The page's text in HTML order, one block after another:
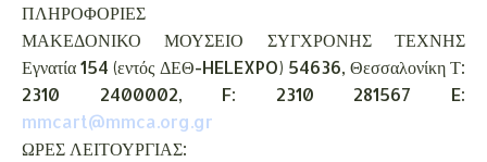
ΠΛΗΡΟΦΟΡΙΕΣ
ΜΑΚΕΔΟΝΙΚΟ ΜΟΥΣΕΙΟ ΣΥΓΧΡΟΝΗΣ ΤΕΧΝΗΣ
Εγνατία 154 (εντός ΔΕΘ-HELEXPO) 54636, Θεσσαλονίκη Τ:
2310 2400002, F: 2310 281567 E:
mmcart@mmca.org.gr
ΩΡΕΣ ΛΕΙΤΟΥΡΓΙΑΣ: